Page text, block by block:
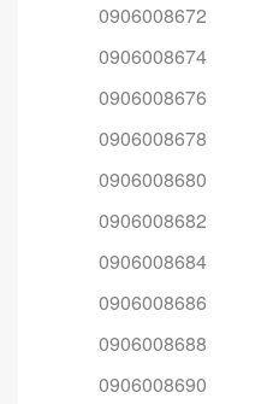
0906008672
0906008674
0906008676
0906008678
0906008680
0906008682
0906008684
0906008686
0906008688
0906008690